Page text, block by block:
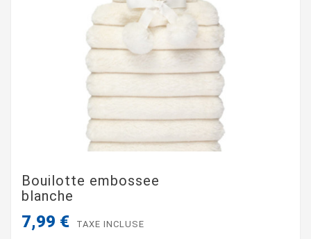
Bouilotte embossee
blanche
7,99 € TAXE INCLUSE